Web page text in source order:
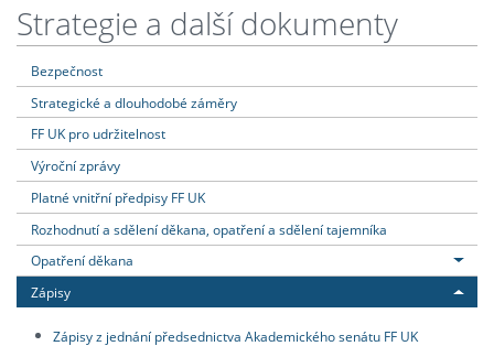
Strategie a další dokumenty
Bezpečnost
Strategické a dlouhodobé záměry
FF UK pro udržitelnost
Výroční zprávy
Platné vnitřní předpisy FF UK
Rozhodnutí a sdělení děkana, opatření a sdělení tajemníka
Opatření děkana
Zápisy
Zápisy z jednání předsednictva Akademického senátu FF UK